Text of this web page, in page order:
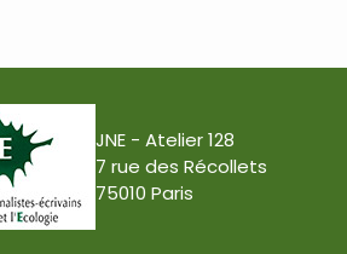
JNE - Atelier 128
7 rue des Récollets
75010 Paris